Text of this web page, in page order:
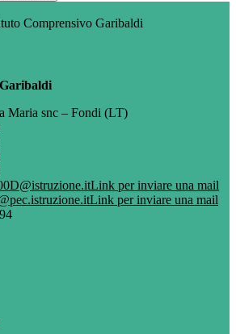
Comprensivo Garibaldi
Maria snc – Fondi (LT)
Link per inviare una mail
Link per inviare una mail